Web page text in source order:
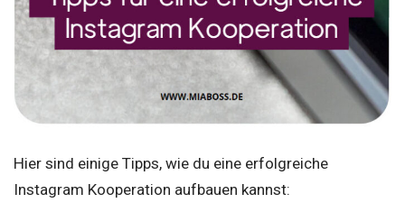
Hier sind einige Tipps, wie du eine erfolgreiche
Instagram Kooperation aufbauen kannst: